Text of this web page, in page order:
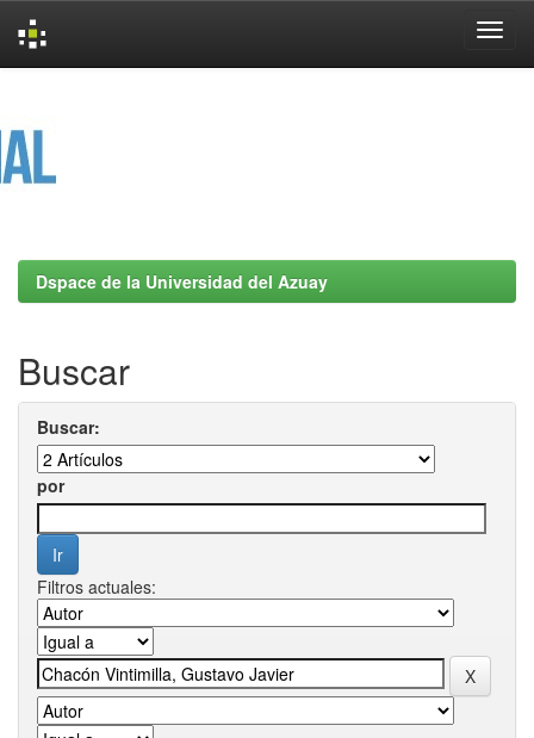
Dspace de la Universidad del Azuay
Buscar
Buscar:
por
Filtros actuales: